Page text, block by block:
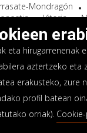
Mondragón
Vitoria
SOZIALA
7 Arrasate-
GIPUZKOA –
900 84 14 14
eta hirugarrenenak
aztertzeko eta
erakusteko, zure
profil batean
orriak).